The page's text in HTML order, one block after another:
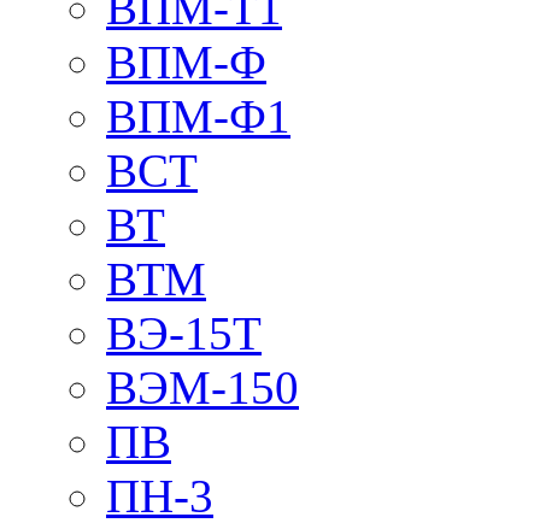
ВПМ-Ф
ВПМ-Ф1
ВСТ
ВТ
ВТМ
ВЭ-15Т
ВЭМ-150
ПВ
ПН-3